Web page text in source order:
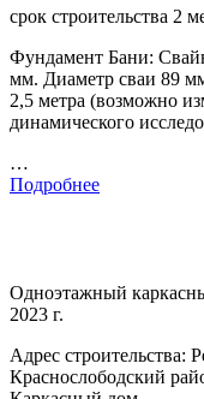
срок строительства 2
Фундамент Бани:
мм. Диаметр сваи 89
2,5 метра (возможно
динамического
…
Подробнее
Одноэтажный
2023 г.
Адрес строительства:
Краснослободский